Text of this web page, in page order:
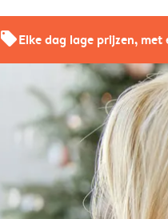
offersElke dag lage prijzen,